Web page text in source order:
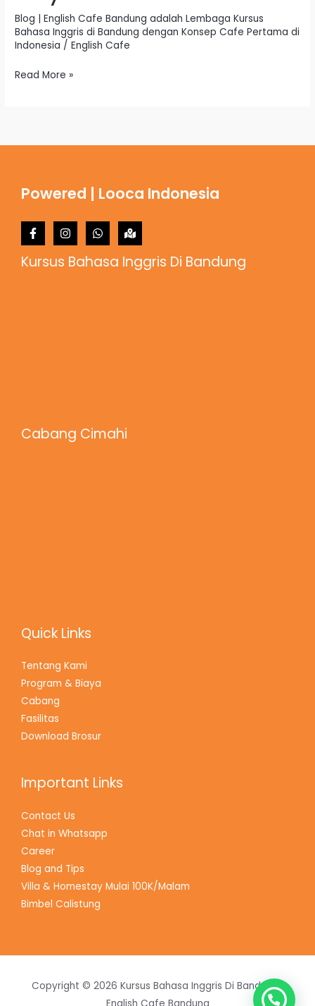
Blog | English Cafe Bandung adalah Lembaga Kursus
Bahasa Inggris di Bandung dengan Konsep Cafe Pertama di
Indonesia /English Cafe
Read More »
Powered | Looca Indonesia
Kursus Bahasa Inggris Di Bandung
Cabang Cimahi
Quick Links
Tentang Kami
Program & Biaya
Cabang
Fasilitas
Download Brosur
Important Links
Contact Us
Chat in Whatsapp
Career
Blog and Tips
Villa & Homestay Mulai 100K/Malam
Bimbel Calistung
Copyright © 2026 Kursus Bahasa Inggris Di Bandung |
English Cafe Bandung